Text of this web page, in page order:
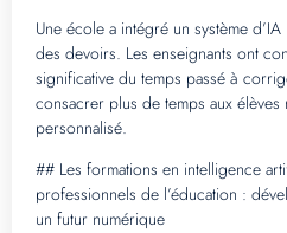
Une école a intégré un système
des devoirs. Les enseignants ont
significative du temps passé à
consacrer plus de temps aux élèves
personnalisé.
## Les formations en intelligence
professionnels de l’éducation :
un futur numérique